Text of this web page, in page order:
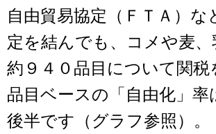
自由貿易協定（ＦＴＡ）な
定を結んでも、コメや麦
約９４０品目について関税
品目ベースの「自由化」率
後半です（グラフ参照）。